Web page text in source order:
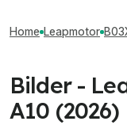
Home Leapmotor
Bilder -
A10 (2026)